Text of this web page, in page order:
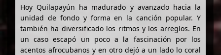
Hoy Quilapayún ha madurado y avanzado hacia la
unidad de fondo y forma en la canción popular. Y
también ha diversificado los ritmos y los arreglos. En
un caso escapó un poco a la fascinación por los
acentos afrocubanos y en otro dejó a un lado lo coral